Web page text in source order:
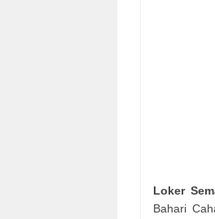
Loker
Bahari